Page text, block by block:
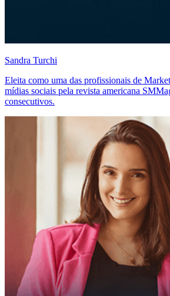
Sandra Turchi
Eleita como uma das profissionais de
mídias sociais pela revista americana
consecutivos.